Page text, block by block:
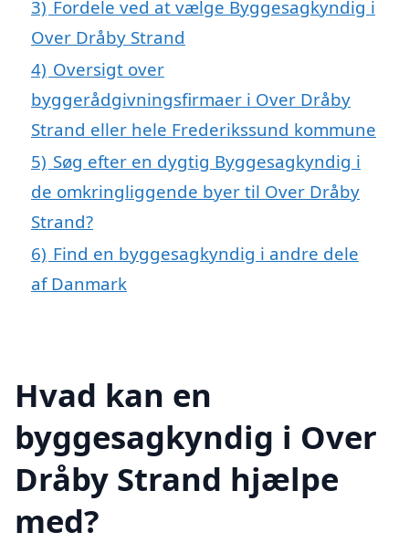
3) Fordele ved at vælge Byggesagkyndig i
Over Dråby Strand
4) Oversigt over
byggerådgivningsfirmaer i Over Dråby
Strand eller hele Frederikssund kommune
5) Søg efter en dygtig Byggesagkyndig i
de omkringliggende byer til Over Dråby
Strand?
6) Find en byggesagkyndig i andre dele
af Danmark
Hvad kan en
byggesagkyndig i Over
Dråby Strand hjælpe
med?